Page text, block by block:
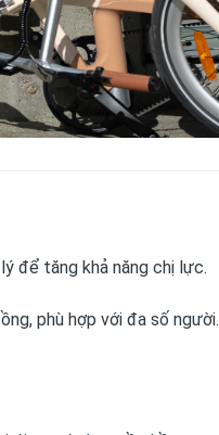
để tăng khả năng chị lực.
phù hợp với đa số người.